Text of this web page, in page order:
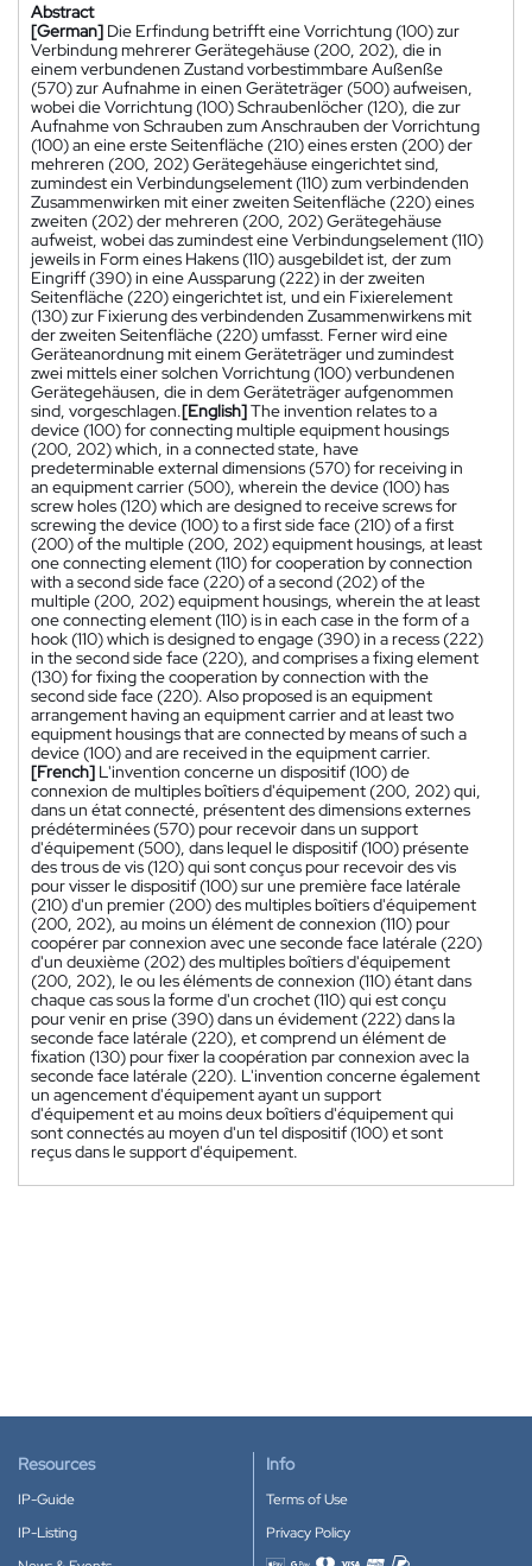
Abstract
[German] Die Erfindung betrifft eine Vorrichtung (100) zur
Verbindung mehrerer Gerätegehäuse (200, 202), die in
einem verbundenen Zustand vorbestimmbare Außenße
(570) zur Aufnahme in einen Geräteträger (500) aufweisen,
wobei die Vorrichtung (100) Schraubenlöcher (120), die zur
Aufnahme von Schrauben zum Anschrauben der Vorrichtung
(100) an eine erste Seitenfläche (210) eines ersten (200) der
mehreren (200, 202) Gerätegehäuse eingerichtet sind,
zumindest ein Verbindungselement (110) zum verbindenden
Zusammenwirken mit einer zweiten Seitenfläche (220) eines
zweiten (202) der mehreren (200, 202) Gerätegehäuse
aufweist, wobei das zumindest eine Verbindungselement (110)
jeweils in Form eines Hakens (110) ausgebildet ist, der zum
Eingriff (390) in eine Aussparung (222) in der zweiten
Seitenfläche (220) eingerichtet ist, und ein Fixierelement
(130) zur Fixierung des verbindenden Zusammenwirkens mit
der zweiten Seitenfläche (220) umfasst. Ferner wird eine
Geräteanordnung mit einem Geräteträger und zumindest
zwei mittels einer solchen Vorrichtung (100) verbundenen
Gerätegehäusen, die in dem Geräteträger aufgenommen
sind, vorgeschlagen.[English]The invention relates to a
device (100) for connecting multiple equipment housings
(200, 202) which, in a connected state, have
predeterminable external dimensions (570) for receiving in
an equipment carrier (500), wherein the device (100) has
screw holes (120) which are designed to receive screws for
screwing the device (100) to a first side face (210) of a first
(200) of the multiple (200, 202) equipment housings, at least
one connecting element (110) for cooperation by connection
with a second side face (220) of a second (202) of the
multiple (200, 202) equipment housings, wherein the at least
one connecting element (110) is in each case in the form of a
hook (110) which is designed to engage (390) in a recess (222)
in the second side face (220), and comprises a fixing element
(130) for fixing the cooperation by connection with the
second side face (220). Also proposed is an equipment
arrangement having an equipment carrier and at least two
equipment housings that are connected by means of such a
device (100) and are received in the equipment carrier.
[French] L'invention concerne un dispositif (100) de
connexion de multiples boîtiers d'équipement (200, 202) qui,
dans un état connecté, présentent des dimensions externes
prédéterminées (570) pour recevoir dans un support
d'équipement (500), dans lequel le dispositif (100) présente
des trous de vis (120) qui sont conçus pour recevoir des vis
pour visser le dispositif (100) sur une première face latérale
(210) d'un premier (200) des multiples boîtiers d'équipement
(200, 202), au moins un élément de connexion (110) pour
coopérer par connexion avec une seconde face latérale (220)
d'un deuxième (202) des multiples boîtiers d'équipement
(200, 202), le ou les éléments de connexion (110) étant dans
chaque cas sous la forme d'un crochet (110) qui est conçu
pour venir en prise (390) dans un évidement (222) dans la
seconde face latérale (220), et comprend un élément de
fixation (130) pour fixer la coopération par connexion avec la
seconde face latérale (220). L'invention concerne également
un agencement d'équipement ayant un support
d'équipement et au moins deux boîtiers d'équipement qui
sont connectés au moyen d'un tel dispositif (100) et sont
reçus dans le support d'équipement.
Resources
IP-Guide
IP-Listing
Info
Terms of Use
Privacy Policy